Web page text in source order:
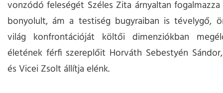
vonzódó feleségét Széles Zita árnyaltan fogalmazza
bonyolult, ám a testiség bugyraiban is tévelygő,
világ konfrontációját költői dimenziókban
életének férfi szereplőit Horváth Sebestyén
és Vicei Zsolt állítja elénk.